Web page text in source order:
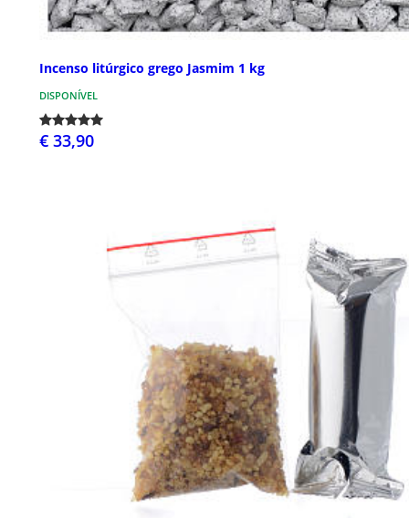
Incenso litúrgico grego Jasmim 1 kg
DISPONÍVEL
€ 33,90